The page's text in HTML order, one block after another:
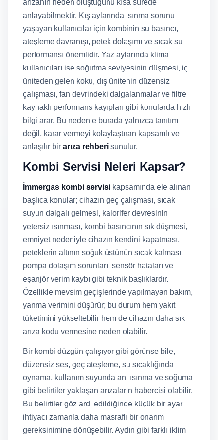
arızanın neden oluştuğunu kısa sürede
anlayabilmektir. Kış aylarında ısınma sorunu
yaşayan kullanıcılar için kombinin su basıncı,
ateşleme davranışı, petek dolaşımı ve sıcak su
performansı önemlidir. Yaz aylarında klima
kullanıcıları ise soğutma seviyesinin düşmesi, iç
üniteden gelen koku, dış ünitenin düzensiz
çalışması, fan devrindeki dalgalanmalar ve filtre
kaynaklı performans kayıpları gibi konularda hızlı
bilgi arar. Bu nedenle burada yalnızca tanıtım
değil, karar vermeyi kolaylaştıran kapsamlı ve
anlaşılır bir arıza rehberi sunulur.
Kombi Servisi Neleri Kapsar?
İmmergas kombi servisi kapsamında ele alınan
başlıca konular; cihazın geç çalışması, sıcak
suyun dalgalı gelmesi, kalorifer devresinin
yetersiz ısınması, kombi basıncının sık düşmesi,
emniyet nedeniyle cihazın kendini kapatması,
peteklerin altının soğuk üstünün sıcak kalması,
pompa dolaşım sorunları, sensör hataları ve
eşanjör verim kaybı gibi teknik başlıklardır.
Özellikle mevsim geçişlerinde yapılmayan bakım,
yanma verimini düşürür; bu durum hem yakıt
tüketimini yükseltebilir hem de cihazın daha sık
arıza kodu vermesine neden olabilir.
Bir kombi düzgün çalışıyor gibi görünse bile,
düzensiz ses, geç ateşleme, su sıcaklığında
oynama, kullanım suyunda ani ısınma ve soğuma
gibi belirtiler yaklaşan arızaların habercisi olabilir.
Bu belirtiler göz ardı edildiğinde küçük bir ayar
ihtiyacı zamanla daha masraflı bir onarım
gereksinimine dönüşebilir. Aydın gibi farklı iklim